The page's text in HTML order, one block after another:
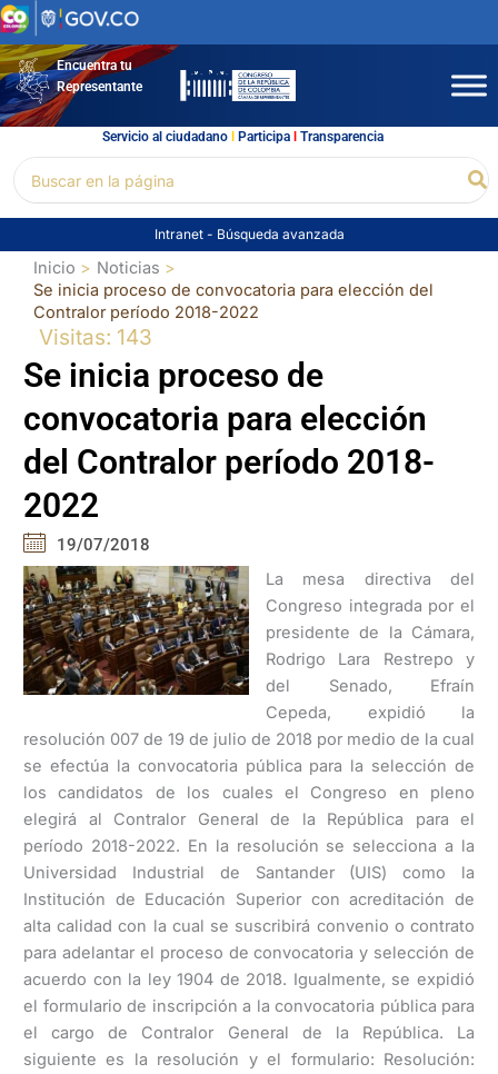
Ir
al
contenidoEncuentra tu
Representante
Servicio al ciudadano l Participal Transparencia
por:
Intranet - Búsqueda avanzada
Inicio
Noticias
Se inicia proceso de convocatoria para elección del
Contralor período 2018-2022
Visitas: 143
Se inicia proceso de
convocatoria para elección
del Contralor período 2018-
2022
19/07/2018
La mesa directiva del
Congreso integrada por el
presidente de la Cámara,
Rodrigo Lara Restrepo y
del Senado, Efraín
Cepeda, expidió la
resolución 007 de 19 de julio de 2018 por medio de la cual
se efectúa la convocatoria pública para la selección de
los candidatos de los cuales el Congreso en pleno
elegirá al Contralor General de la República para el
período 2018-2022. En la resolución se selecciona a la
Universidad Industrial de Santander (UIS) como la
Institución de Educación Superior con acreditación de
alta calidad con la cual se suscribirá convenio o contrato
para adelantar el proceso de convocatoria y selección de
acuerdo con la ley 1904 de 2018. Igualmente, se expidió
el formulario de inscripción a la convocatoria pública para
el cargo de Contralor General de la República. La
siguiente es la resolución y el formulario: Resolución: